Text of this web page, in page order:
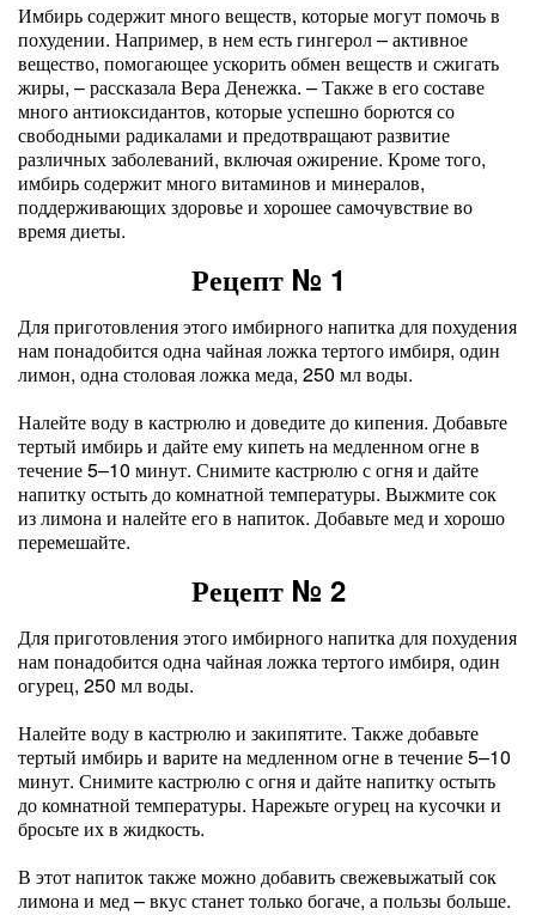
Имбирь содержит много веществ, которые могут помочь в
похудении. Например, в нем есть гингерол – активное
вещество, помогающее ускорить обмен веществ и сжигать
жиры, – рассказала Вера Денежка. – Также в его составе
много антиоксидантов, которые успешно борются со
свободными радикалами и предотвращают развитие
различных заболеваний, включая ожирение. Кроме того,
имбирь содержит много витаминов и минералов,
поддерживающих здоровье и хорошее самочувствие во
время диеты.
Рецепт № 1
Для приготовления этого имбирного напитка для похудения
нам понадобится одна чайная ложка тертого имбиря, один
лимон, одна столовая ложка меда, 250 мл воды.
Налейте воду в кастрюлю и доведите до кипения. Добавьте
тертый имбирь и дайте ему кипеть на медленном огне в
течение 5–10 минут. Снимите кастрюлю с огня и дайте
напитку остыть до комнатной температуры. Выжмите сок
из лимона и налейте его в напиток. Добавьте мед и хорошо
перемешайте.
Рецепт № 2
Для приготовления этого имбирного напитка для похудения
нам понадобится одна чайная ложка тертого имбиря, один
огурец, 250 мл воды.
Налейте воду в кастрюлю и закипятите. Также добавьте
тертый имбирь и варите на медленном огне в течение 5–10
минут. Снимите кастрюлю с огня и дайте напитку остыть
до комнатной температуры. Нарежьте огурец на кусочки и
бросьте их в жидкость.
В этот напиток также можно добавить свежевыжатый сок
лимона и мед – вкус станет только богаче, а пользы больше.